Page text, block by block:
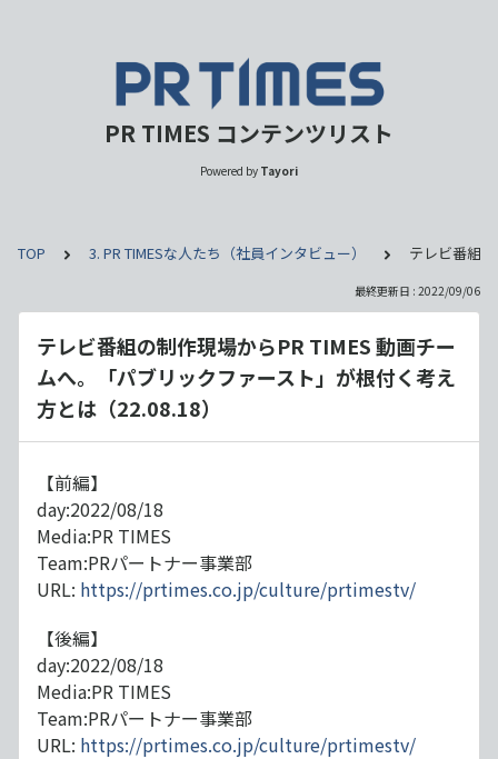
PR TIMES コンテンツリスト
Powered by Tayori
TOP 3. PR TIMESな人たち（社員インタビュー） テレビ番組
最終更新日 : 2022/09/06
テレビ番組の制作現場からPR TIMES 動画チー
ムへ。「パブリックファースト」が根付く考え
方とは（22.08.18）
【前編】
day:2022/08/18
Media:PR TIMES
Team:PRパートナー事業部
URL: https://prtimes.co.jp/culture/prtimestv/
【後編】
day:2022/08/18
Media:PR TIMES
Team:PRパートナー事業部
URL: https://prtimes.co.jp/culture/prtimestv/